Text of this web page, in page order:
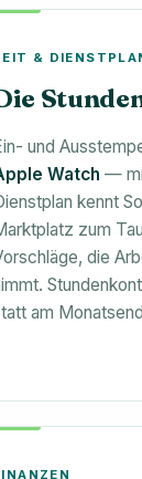
&
und
Watch —
kennt
zum
die
am